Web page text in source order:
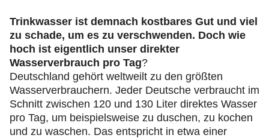
Trinkwasser ist demnach kostbares Gut und viel
zu schade, um es zu verschwenden. Doch wie
hoch ist eigentlich unser direkter
Wasserverbrauch pro Tag?
Deutschland gehört weltweilt zu den größten
Wasserverbrauchern. Jeder Deutsche verbraucht im
Schnitt zwischen 120 und 130 Liter direktes Wasser
pro Tag, um beispielsweise zu duschen, zu kochen
und zu waschen. Das entspricht in etwa einer